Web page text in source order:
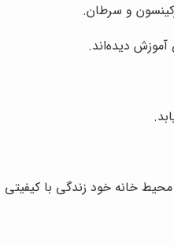
و سرطان.
آموزش دیده‌اند.
خانه خود زندگی با کیفیتی